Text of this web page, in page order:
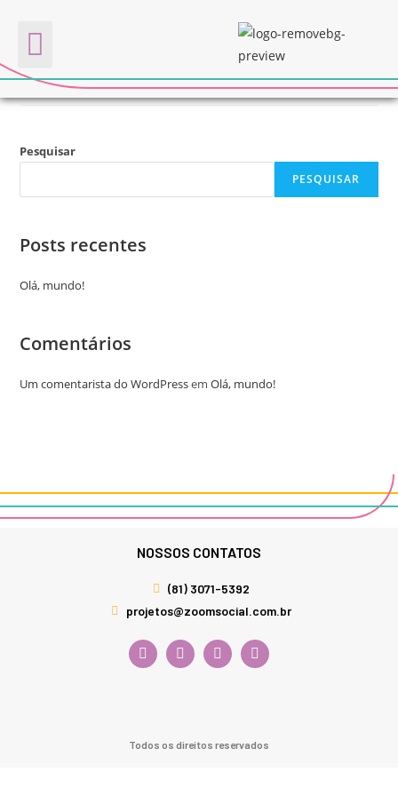
apolo
Pesquisar
PESQUISAR
Posts recentes
Olá, mundo!
Comentários
Um comentarista do WordPressemOlá, mundo!
NOSSOS CONTATOS
(81) 3071-5392
projetos@zoomsocial.com.br
Todos os direitos reservados